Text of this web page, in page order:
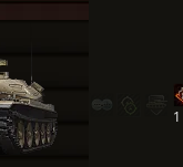
1